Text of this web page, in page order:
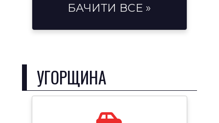
БАЧИТИ ВСЕ »
УГОРЩИНА